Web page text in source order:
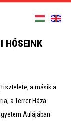
HŐSEINK
a másik a
a Terror Háza
Aulájában